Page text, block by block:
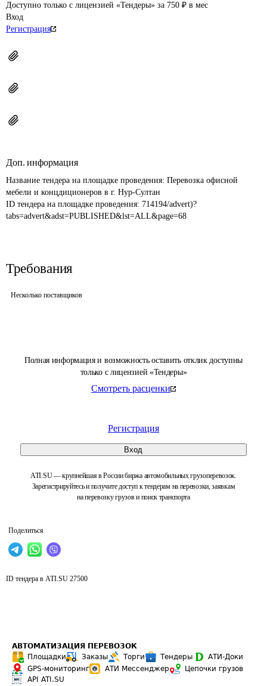
Полная информация и возможность оставить отклик доступны
только с лицензией «Тендеры»
Смотреть расценки
Регистрация
Вход
ATI.SU — крупнейшая в России биржа автомобильных грузоперевозок.
Зарегистрируйтесь и получите доступ к тендерам на перевозки, заявкам
на перевозку грузов и поиск транспорта
Поделиться
Доступно только с лицензией «Тендеры» за 750 ₽ в мес
Вход
Регистрация
Доп. информация
Название тендера на площадке проведения: Перевозка офисной
мебели и концдиционеров в г. Нур-Султан
ID тендера на площадке проведения: 714194/advert)?
tabs=advert&adst=PUBLISHED&lst=ALL&page=68
Требования
Несколько поставщиков
ID тендера в ATI.SU 27500
АВТОМАТИЗАЦИЯ ПЕРЕВОЗОК
Площадки
Заказы Торги Тендеры
АТИ-Доки
GPS-мониторинг
АТИ Мессенджер
Цепочки грузов
API ATI.SU